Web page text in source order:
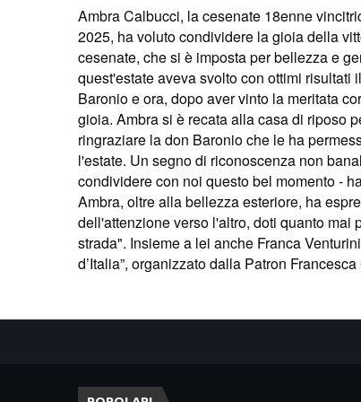
Ambra Calbucci, la cesenate 18enne
2025, ha voluto condividere la gioia della
cesenate, che si è imposta per bellezza e
quest'estate aveva svolto con ottimi
Baronio e ora, dopo aver vinto la meritata
gioia. Ambra si è recata alla casa di riposo
ringraziare la don Baronio che le ha
l'estate. Un segno di riconoscenza non
condividere con noi questo bel momento -
Ambra, oltre alla bellezza esteriore, ha
dell'attenzione verso l'altro, doti quanto
strada". Insieme a lei anche Franca
d’Italia”, organizzato dalla Patron